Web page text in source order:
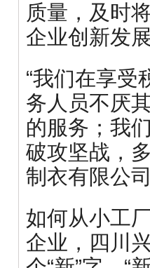
质量，及时
企业创新发
“我们在享受
务人员不厌
的服务；我
破攻坚战，
制衣有限公
如何从小工
企业，四川